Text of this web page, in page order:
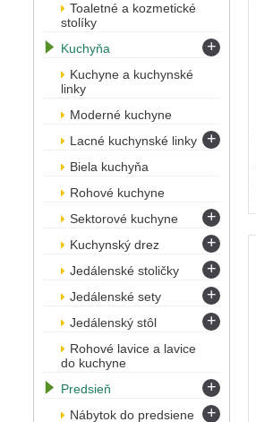
Toaletné a kozmetické
stolíky
Kuchyňa
+
Kuchyne a kuchynské
linky
Moderné kuchyne
Lacné kuchynské linky
+
Biela kuchyňa
Rohové kuchyne
Sektorové kuchyne
+
Kuchynský drez +
Jedálenské stoličky +
Jedálenské sety +
Jedálenský stôl +
Rohové lavice a lavice
do kuchyne
Predsieň
+
Nábytok do predsiene +